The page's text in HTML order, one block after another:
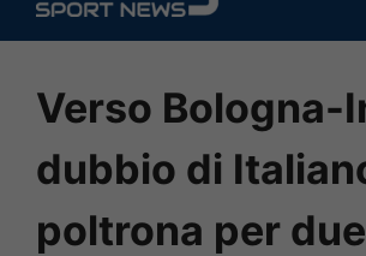
contenuto
Verso Bologna-
dubbio di
poltrona per